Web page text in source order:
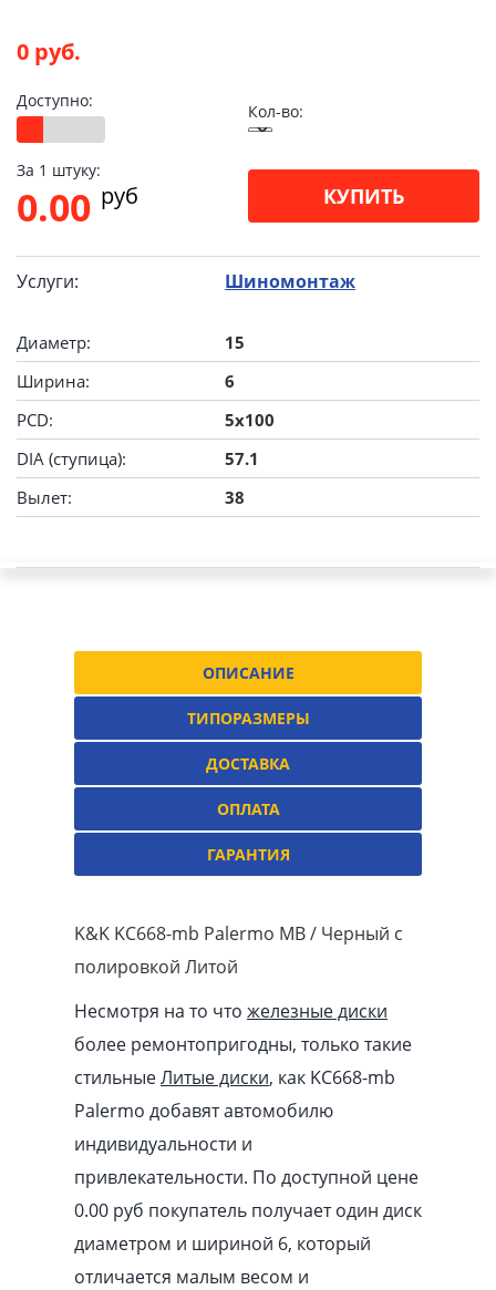
0 руб.
Доступно:
Кол-во:
За 1 штуку:
0.00 pуб КУПИТЬ
Услуги: Шиномонтаж
Диаметр:
15
Ширина:
6
PCD:
5x100
DIA (ступица):
57.1
Вылет:
38
ОПИСАНИЕ
ТИПОРАЗМЕРЫ
ДОСТАВКА
ОПЛАТА
ГАРАНТИЯ
K&K KC668-mb Palermo MB / Черный с
полировкой Литой
Несмотря на то что железные диски
более ремонтопригодны, только такие
стильныеЛитые диски, как KC668-mb
Palermo добавят автомобилю
индивидуальности и
привлекательности. По доступной цене
0.00 pуб покупатель получает один диск
диаметром и шириной 6, который
отличается малым весом и